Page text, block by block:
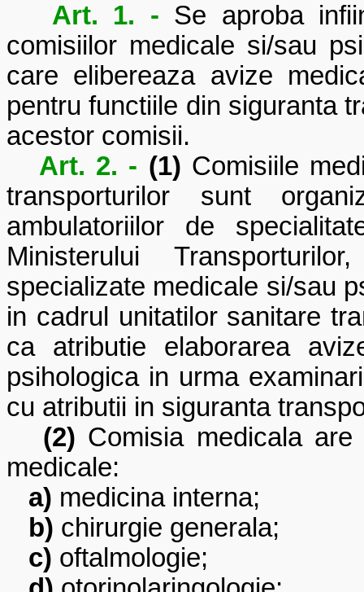
Art. 1. - Se aproba
comisiilor medicale si/sau
care elibereaza avize
pentru functiile din siguranta
acestor comisii.
Art. 2. - (1) Comisiile
transporturilor sunt
ambulatoriilor de
Ministerului
specializate medicale si/sau
in cadrul unitatilor sanitare
ca atributie elaborarea
psihologica in urma
cu atributii in siguranta
(2) Comisia medicala
medicale:
a) medicina interna;
b) chirurgie generala;
c) oftalmologie;